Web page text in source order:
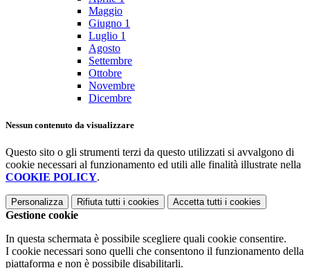
Maggio
Giugno 1
Luglio 1
Agosto
Settembre
Ottobre
Novembre
Dicembre
Nessun contenuto da visualizzare
Questo sito o gli strumenti terzi da questo utilizzati si avvalgono di
cookie necessari al funzionamento ed utili alle finalità illustrate nella
COOKIE POLICY.
Personalizza Rifiuta tutti i cookies Accetta tutti i cookies
Gestione cookie
In questa schermata è possibile scegliere quali cookie consentire.
I cookie necessari sono quelli che consentono il funzionamento della
piattaforma e non è possibile disabilitarli.